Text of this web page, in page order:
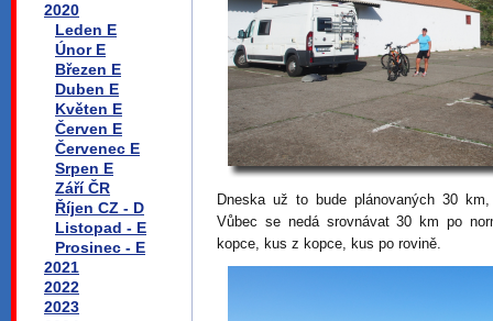
2020
Leden E
Únor E
Březen E
Duben E
Květen E
Červen E
Červenec E
Srpen E
Září ČR
Říjen CZ - D
Listopad - E
Prosinec - E
2021
2022
2023
Dneska už to bude plánovaných 30
Vůbec se nedá srovnávat 30 km po
kopce, kus z kopce, kus po rovině.